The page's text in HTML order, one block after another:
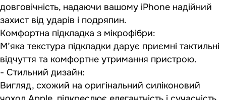
довговічність, надаючи вашому iPhone надійний
захист від ударів і подряпин.
Комфортна підкладка з мікрофібри:
М’яка текстура підкладки дарує приємні тактильні
відчуття та комфортне утримання пристрою.
- Стильний дизайн:
Вигляд, схожий на оригінальний силіконовий